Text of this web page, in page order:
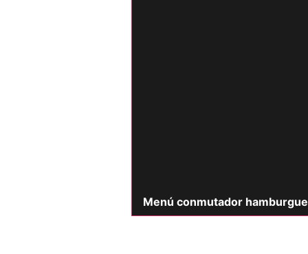
Menú conmutador